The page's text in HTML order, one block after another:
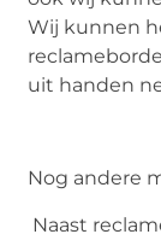
Wij kunnen
uit handen
Nog andere
Naast